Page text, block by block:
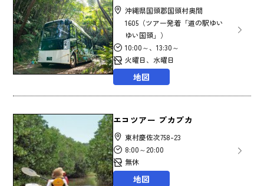
沖縄県国頭郡国頭村奥間
1605（ツアー発着「道の駅ゆい
ゆい国頭」）
10:00～、13:30～
火曜日、水曜日
地図
エコツアー プカプカ
東村慶佐次758-23
8:00～20:00
無休
地図